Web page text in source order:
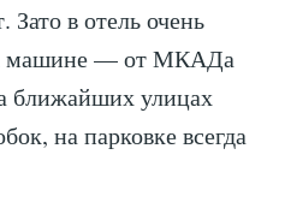
в отель очень
машине — от МКАДа
ближайших улицах
на парковке всегда